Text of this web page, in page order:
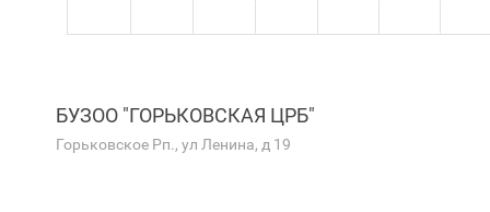
БУЗОО "ГОРЬКОВСКАЯ ЦРБ"
Горьковское Рп., ул Ленина, д 19